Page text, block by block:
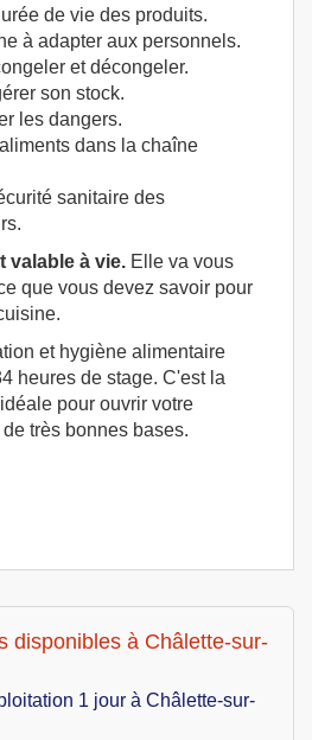
de vie des produits.
à adapter aux personnels.
et décongeler.
son stock.
les dangers.
dans la chaîne
sanitaire des
valable à vie. Elle va vous
que vous devez savoir pour
et hygiène alimentaire
heures de stage. C'est la
pour ouvrir votre
très bonnes bases.
disponibles à Châlette-sur-
1 jour à Châlette-sur-